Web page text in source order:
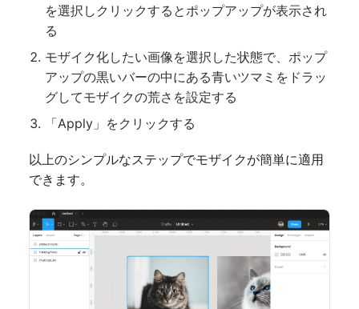
を選択しクリックするとポップアップが表示され
る
モザイク化したい画像を選択した状態で、ポップ
アップの黒いバーの中にある青いツマミをドラッ
グしてモザイクの荒さを設定する
「Apply」をクリックする
以上のシンプルなステップでモザイクが簡単に適用
できます。